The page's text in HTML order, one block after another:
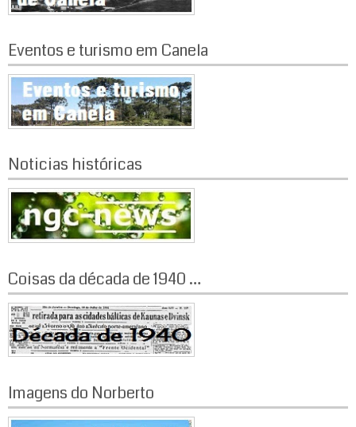
Eventos e turismo em Canela
Noticias históricas
Coisas da década de 1940 …
Imagens do Norberto